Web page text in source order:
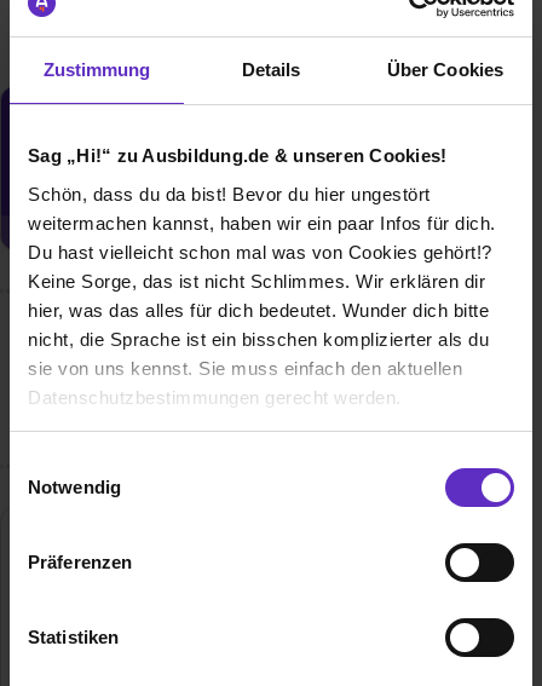
Zustimmung Details Über Cookies
Sag „Hi!“ zu Ausbildung.de & unseren Cookies!
Schön, dass du da bist! Bevor du hier ungestört
weitermachen kannst, haben wir ein paar Infos für dich.
Du hast vielleicht schon mal was von Cookies gehört!?
Keine Sorge, das ist nicht Schlimmes. Wir erklären dir
hier, was das alles für dich bedeutet. Wunder dich bitte
nicht, die Sprache ist ein bisschen komplizierter als du
sie von uns kennst. Sie muss einfach den aktuellen
Datenschutzbestimmungen gerecht werden.
Benutzung der Webseite getroffenen Einstellungen zu
Webseite zu analysieren („Statistiken“), um
Informationen zu deiner Verwendung unserer Website an
Notwendig
Präferenzen
Statistiken
zugeschickt bekommen?
Jetzt aktivieren
Wusstest du schon, dass...
unsere Azubis bei guten Leistungen sehr gute
Übernahmechancen haben?
+49840276440